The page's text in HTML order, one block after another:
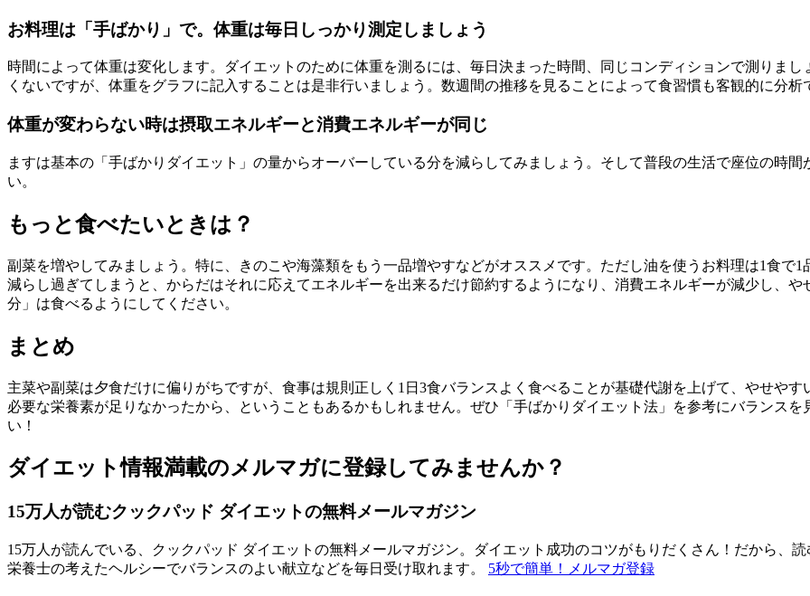
お料理は「手ばかり」で。体重は毎日しっかり測定しましょう
時間によって体重は変化します。ダイエットのために体重を測るには、毎日決まった時間、同じコンディションで測りま
くないですが、体重をグラフに記入することは是非行いましょう。数週間の推移を見ることによって食習慣も客観的に分析
体重が変わらない時は摂取エネルギーと消費エネルギーが同じ
ますは基本の「手ばかりダイエット」の量からオーバーしている分を減らしてみましょう。そして普段の生活で座位の時
い。
もっと食べたいときは？
副菜を増やしてみましょう。特に、きのこや海藻類をもう一品増やすなどがオススメです。ただし油を使うお料理は1食で
減らし過ぎてしまうと、からだはそれに応えてエネルギーを出来るだけ節約するようになり、消費エネルギーが減少し、
分」は食べるようにしてください。
まとめ
主菜や副菜は夕食だけに偏りがちですが、食事は規則正しく1日3食バランスよく食べることが基礎代謝を上げて、やせや
必要な栄養素が足りなかったから、ということもあるかもしれません。ぜひ「手ばかりダイエット法」を参考にバランス
い！
ダイエット情報満載のメルマガに登録してみませんか？
15万人が読むクックパッド ダイエットの無料メールマガジン
15万人が読んでいる、クックパッド ダイエットの無料メールマガジン。ダイエット成功のコツがもりだくさん！だから、
栄養士の考えたヘルシーでバランスのよい献立などを毎日受け取れます。 5秒で簡単！メルマガ登録